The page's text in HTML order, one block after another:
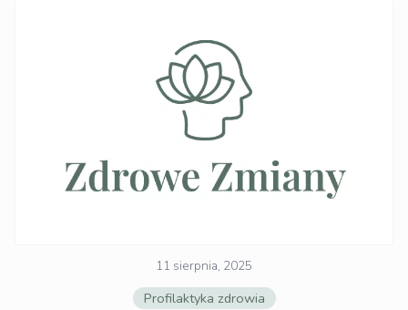
11 sierpnia, 2025
Profilaktyka zdrowia